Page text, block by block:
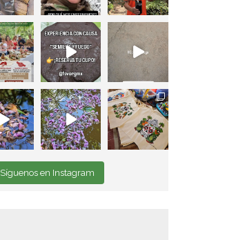
Síguenos en Instagram